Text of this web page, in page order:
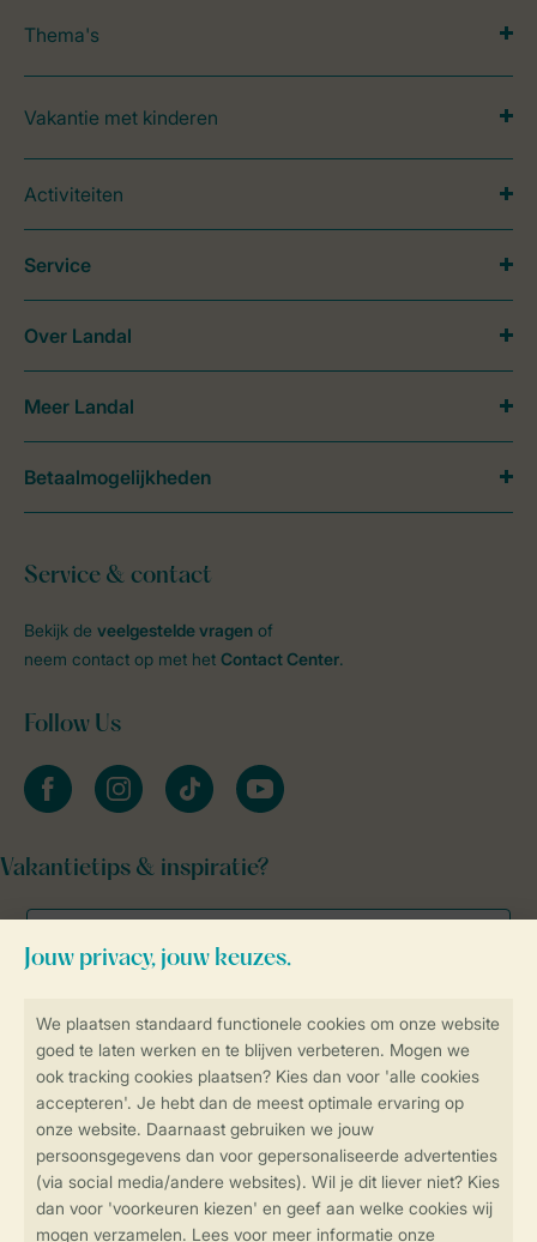
Veilig en snel online boeken
Veilige gegevensoverdracht
Veilige betaling
Thema's
Vakantie met kinderen
Activiteiten
Service & contact
Bekijk de veelgestelde vragen of
neem contact op met het Contact Center.
Follow Us
facebookinstagramtiktok youtube
Vakantietips & inspiratie?
Service
Over Landal
Meer Landal
Betaalmogelijkheden